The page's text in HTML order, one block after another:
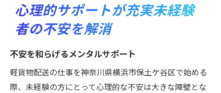
心理的サポートが充実未経験
者の不安を解消
不安を和らげるメンタルサポート
軽貨物配送の仕事を神奈川県横浜市保土ケ谷区で始める
際、未経験の方にとって心理的な不安は大きな障壁とな